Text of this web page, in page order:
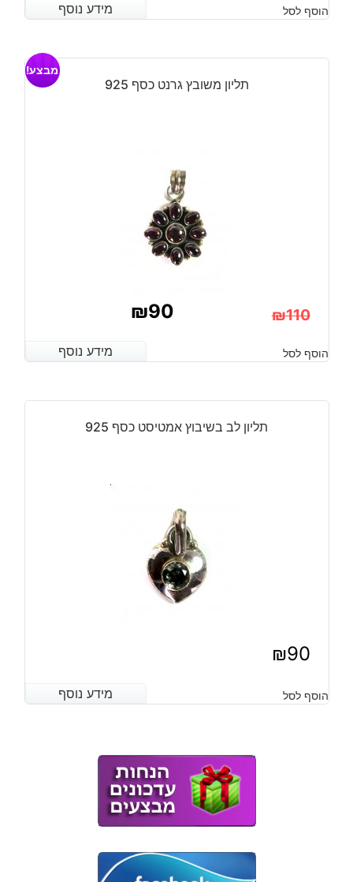
המקורי
היה:
הנוכחי
הוא:
מידע נוסף הוסף לסל מידע נוסף
תליון משובץ גרנט כסף 925
מבצע!
₪110
המקורי
היה:
₪110.
₪90
הנוכחי
הוא:
מידע נוסף הוסף לסל מידע נוסף
תליון לב בשיבוץ אמטיסט כסף 925
₪90
מידע נוסף הוסף לסל מידע נוסף